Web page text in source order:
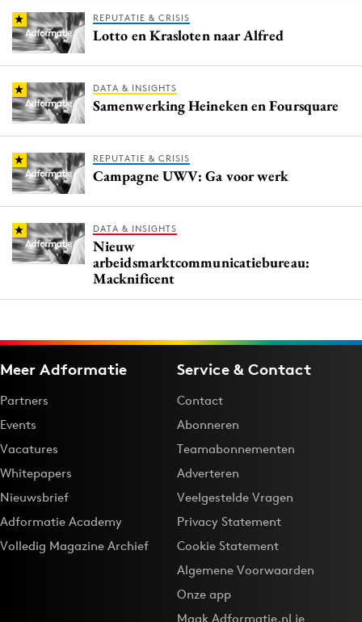
REPUTATIE & CRISIS
Lotto en Krasloten naar Alfred
DATA & INSIGHTS
Samenwerking Heineken en Foursquare
REPUTATIE & CRISIS
Campagne UWV: Ga voor werk
DATA & INSIGHTS
Nieuw
arbeidsmarktcommunicatiebureau:
Macknificent
Meer Adformatie
Partners
Events
Vacatures
Whitepapers
Nieuwsbrief
Adformatie Academy
Volledig Magazine Archief
Service & Contact
Contact
Abonneren
Teamabonnementen
Adverteren
Veelgestelde Vragen
Privacy Statement
Cookie Statement
Algemene Voorwaarden
Onze app
Maak Adformatie.nl je